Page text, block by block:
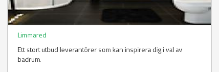
Limmared
Ett stort utbud leverantörer som kan inspirera dig i val av
badrum.